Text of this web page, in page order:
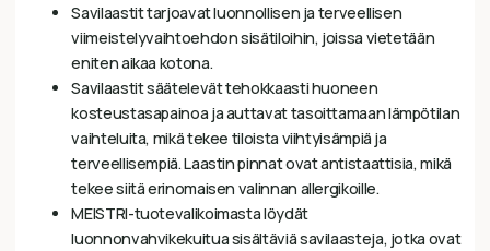
Savilaastit tarjoavat luonnollisen ja terveellisen
viimeistelyvaihtoehdon sisätiloihin, joissa vietetään
eniten aikaa kotona.
Savilaastit säätelevät tehokkaasti huoneen
kosteustasapainoa ja auttavat tasoittamaan lämpötilan
vaihteluita, mikä tekee tiloista viihtyisämpiä ja
terveellisempiä. Laastin pinnat ovat antistaattisia, mikä
tekee siitä erinomaisen valinnan allergikoille.
MEISTRI-tuotevalikoimasta löydät
luonnonvahvikekuitua sisältäviä savilaasteja, jotka ovat